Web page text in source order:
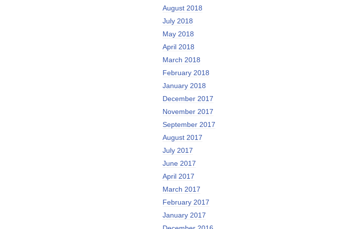
August 2018
July 2018
May 2018
April 2018
March 2018
February 2018
January 2018
December 2017
November 2017
September 2017
August 2017
July 2017
June 2017
April 2017
March 2017
February 2017
January 2017